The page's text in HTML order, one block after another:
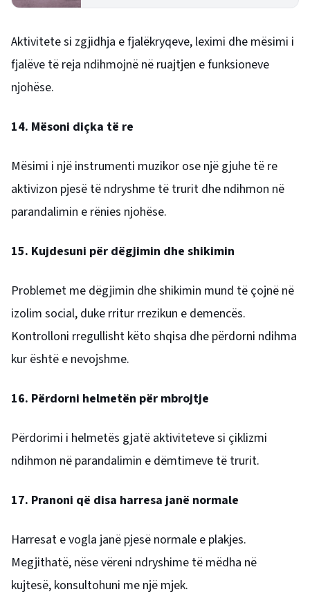
Aktivitete si zgjidhja e fjalëkryqeve, leximi dhe mësimi i
fjalëve të reja ndihmojnë në ruajtjen e funksioneve
njohëse.
14. Mësoni diçka të re
Mësimi i një instrumenti muzikor ose një gjuhe të re
aktivizon pjesë të ndryshme të trurit dhe ndihmon në
parandalimin e rënies njohëse.
15. Kujdesuni për dëgjimin dhe shikimin
Problemet me dëgjimin dhe shikimin mund të çojnë në
izolim social, duke rritur rrezikun e demencës.
Kontrolloni rregullisht këto shqisa dhe përdorni ndihma
kur është e nevojshme.
16. Përdorni helmetën për mbrojtje
Përdorimi i helmetës gjatë aktiviteteve si çiklizmi
ndihmon në parandalimin e dëmtimeve të trurit.
17. Pranoni që disa harresa janë normale
Harresat e vogla janë pjesë normale e plakjes.
Megjithatë, nëse vëreni ndryshime të mëdha në
kujtesë, konsultohuni me një mjek.